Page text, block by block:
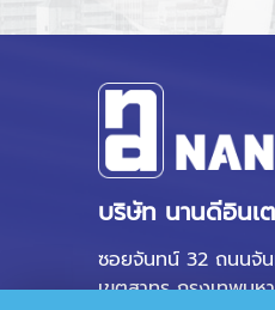
บริษัท นานดีอินเ
ซอยจันทน์ 32 ถนนจั
เขตสาทร กรุงเทพมห